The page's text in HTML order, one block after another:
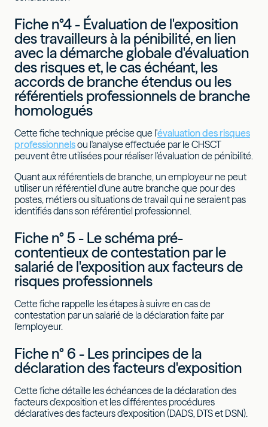
Fiche n°4 - Évaluation de l'exposition
des travailleurs à la pénibilité, en lien
avec la démarche globale d'évaluation
des risques et, le cas échéant, les
accords de branche étendus ou les
référentiels professionnels de branche
homologués
Cette fiche technique précise que l'évaluation des risques
professionnelsou l'analyse effectuée par le CHSCT
peuvent être utilisées pour réaliser l'évaluation de pénibilité.
Quant aux référentiels de branche, un employeur ne peut
utiliser un référentiel d'une autre branche que pour des
postes, métiers ou situations de travail qui ne seraient pas
identifiés dans son référentiel professionnel.
Fiche n° 5 - Le schéma pré-
contentieux de contestation par le
salarié de l'exposition aux facteurs de
risques professionnels
Cette fiche rappelle les étapes à suivre en cas de
contestation par un salarié de la déclaration faite par
l'employeur.
Fiche n° 6 - Les principes de la
déclaration des facteurs d'exposition
Cette fiche détaille les échéances de la déclaration des
facteurs d'exposition et les différentes procédures
déclaratives des facteurs d'exposition (DADS, DTS et DSN).